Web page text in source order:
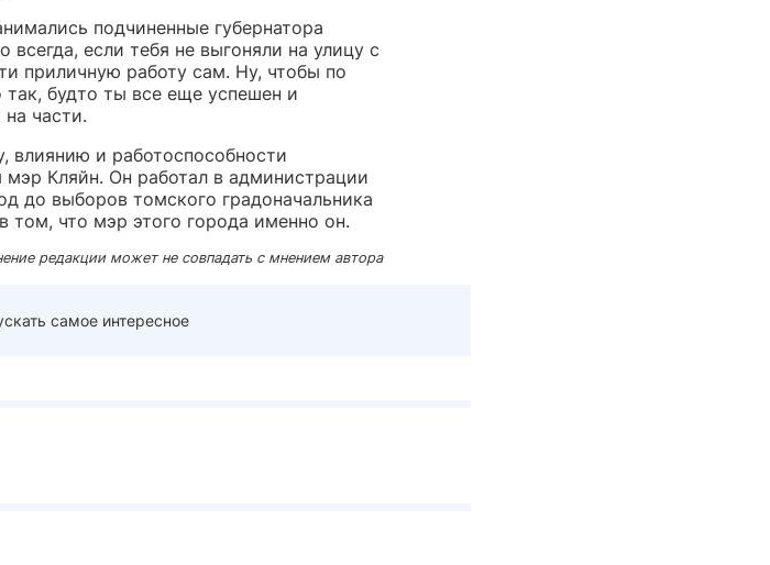
подчиненные губернатора
если тебя не выгоняли на улицу с
приличную работу сам. Ну, чтобы по
будто ты все еще успешен и
части.
влиянию и работоспособности
Кляйн. Он работал в администрации
до выборов томского градоначальника
том, что мэр этого города именно он.
редакции может не совпадать с мнением автора
самое интересное